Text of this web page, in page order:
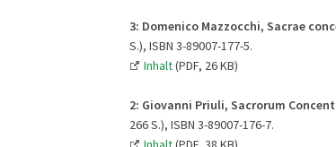
3: Domenico Mazzocchi, Sacrae
S.), ISBN 3-89007-177-5.
Inhalt(PDF, 26 KB)
2: Giovanni Priuli, Sacrorum
266 S.), ISBN 3-89007-176-7.